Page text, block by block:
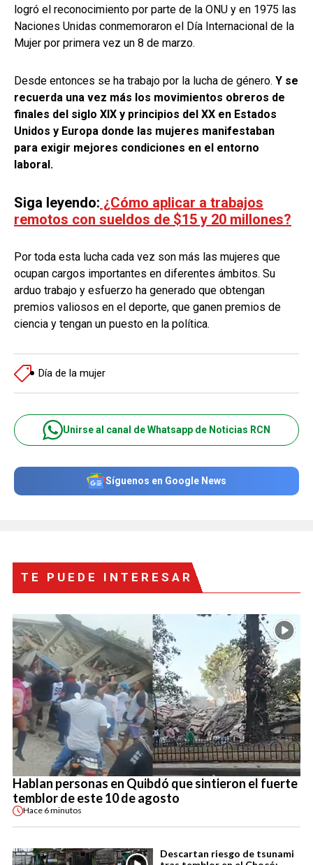
logró el reconocimiento por parte de la ONU y en 1975 las
Naciones Unidas conmemoraron el Día Internacional de la
Mujer por primera vez un 8 de marzo.
Desde entonces se ha trabajo por la lucha de género. Y se
recuerda una vez más los movimientos obreros de
finales del siglo XIX y principios del XX en Estados
Unidos y Europa donde las mujeres manifestaban
para exigir mejores condiciones en el entorno
laboral.
Siga leyendo: ¿Cómo aplicar a trabajos
remotos con sueldos de $15 y 20 millones?
Por toda esta lucha cada vez son más las mujeres que
ocupan cargos importantes en diferentes ámbitos. Su
arduo trabajo y esfuerzo ha generado que obtengan
premios valiosos en el deporte, que ganen premios de
ciencia y tengan un puesto en la política.
Día de la mujer
Unirse al canal de Whatsapp de Noticias RCN
Síguenos en Google News
TE PUEDE INTERESAR
Hablan personas en Quibdó que sintieron el fuerte
temblor de este 10 de agosto
Hace 6 minutos
Descartan riesgo de tsunami